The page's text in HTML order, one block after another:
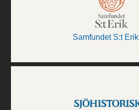
Samfundet S:t Erik